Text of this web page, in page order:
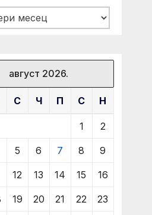
август 2026.
С Ч П С Н
1 2
5 6 7 8 9
12 13 14 15 16
19 20 21 22 23